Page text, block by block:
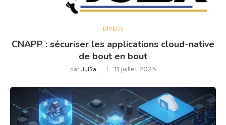
DIVERS
CNAPP : sécuriser les applications cloud-native
de bout en bout
parJulSa_ 11 juillet 2025